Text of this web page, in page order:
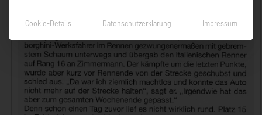
Cookie-Details Datenschutzerklärung Impressum